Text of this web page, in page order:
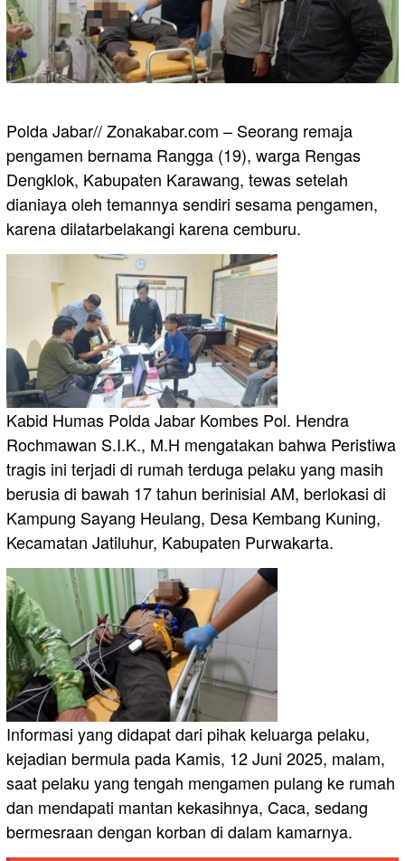
Polda Jabar// Zonakabar.com – Seorang remaja
pengamen bernama Rangga (19), warga Rengas
Dengklok, Kabupaten Karawang, tewas setelah
dianiaya oleh temannya sendiri sesama pengamen,
karena dilatarbelakangi karena cemburu.
Kabid Humas Polda Jabar Kombes Pol. Hendra
Rochmawan S.I.K., M.H mengatakan bahwa Peristiwa
tragis ini terjadi di rumah terduga pelaku yang masih
berusia di bawah 17 tahun berinisial AM, berlokasi di
Kampung Sayang Heulang, Desa Kembang Kuning,
Kecamatan Jatiluhur, Kabupaten Purwakarta.
Informasi yang didapat dari pihak keluarga pelaku,
kejadian bermula pada Kamis, 12 Juni 2025, malam,
saat pelaku yang tengah mengamen pulang ke rumah
dan mendapati mantan kekasihnya, Caca, sedang
bermesraan dengan korban di dalam kamarnya.